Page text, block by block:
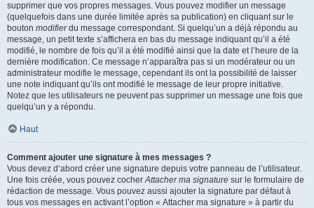
supprimer que vos propres messages. Vous pouvez modifier un message
(quelquefois dans une durée limitée après sa publication) en cliquant sur le
bouton modifierdu message correspondant. Si quelqu’un a déjà répondu au
message, un petit texte s’affichera en bas du message indiquant qu’il a été
modifié, le nombre de fois qu’il a été modifié ainsi que la date et l’heure de la
dernière modification. Ce message n’apparaîtra pas si un modérateur ou un
administrateur modifie le message, cependant ils ont la possibilité de laisser
une note indiquant qu’ils ont modifié le message de leur propre initiative.
Notez que les utilisateurs ne peuvent pas supprimer un message une fois que
quelqu’un y a répondu.
Haut
Comment ajouter une signature à mes messages ?
Vous devez d’abord créer une signature depuis votre panneau de l’utilisateur.
Une fois créée, vous pouvez cocherAttacher ma signature sur le formulaire de
rédaction de message. Vous pouvez aussi ajouter la signature par défaut à
tous vos messages en activant l’option « Attacher ma signature » à partir du